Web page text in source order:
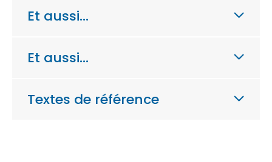
Et aussi…
Et aussi…
Textes de référence